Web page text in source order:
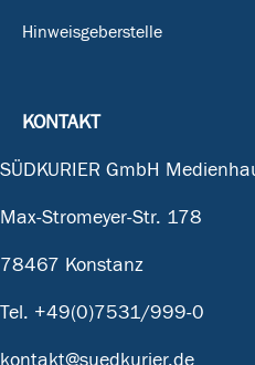
Hinweisgeberstelle
KONTAKT
SÜDKURIER GmbH
Max-Stromeyer-Str. 178
78467 Konstanz
Tel. +49(0)7531/999-0
kontakt@suedkurier.de